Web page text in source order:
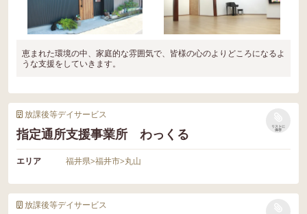
恵まれた環境の中、家庭的な雰囲気で、皆様の心のよりどころになるよ
うな支援をしていきます。
放課後等デイサービス
指定通所支援事業所 わっくる
リストに
保存
エリア 福井県>福井市>丸山
放課後等デイサービス